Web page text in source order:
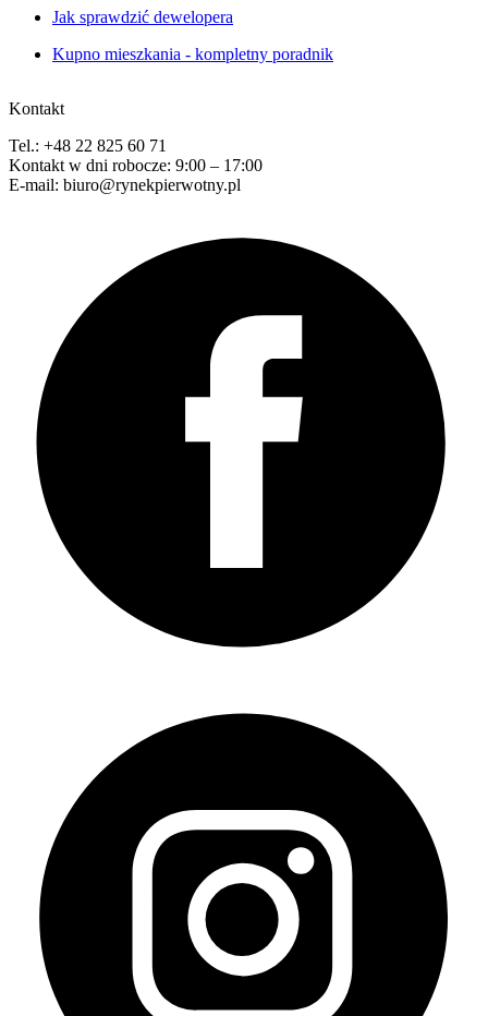
Jak sprawdzić dewelopera
Kupno mieszkania - kompletny poradnik
Kontakt
Tel.: +48 22 825 60 71
Kontakt w dni robocze: 9:00 – 17:00
E-mail: biuro@rynekpierwotny.pl